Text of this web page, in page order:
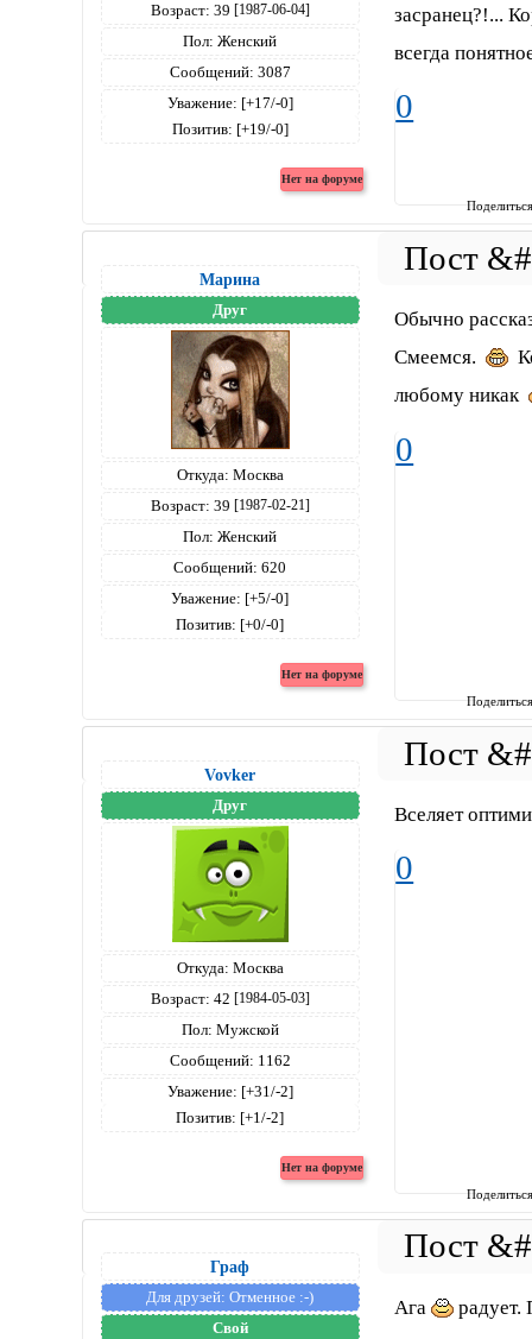
Возраст: 39 [1987-06-04]
Пол: Женский
Сообщений: 3087
Уважение: [+17/-0]
Позитив: [+19/-0]
засранец?!...
всегда
0
Марина
Друг
Откуда: Москва
Возраст: 39 [1987-02-21]
Пол: Женский
Сообщений: 620
Уважение: [+5/-0]
Позитив: [+0/-0]
Обычно
Смеемся.
любому никак
0
Vovker
Друг
Откуда: Москва
Возраст: 42 [1984-05-03]
Пол: Мужской
Сообщений: 1162
Уважение: [+31/-2]
Позитив: [+1/-2]
Вселяет
0
Граф
Для друзей: Отменное :-)
Свой
Ага радует.